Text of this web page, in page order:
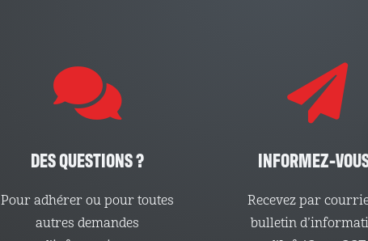
DES QUESTIONS ?
Pour adhérer ou pour toutes
autres demandes
INFORMEZ-
Recevez par
bulletin